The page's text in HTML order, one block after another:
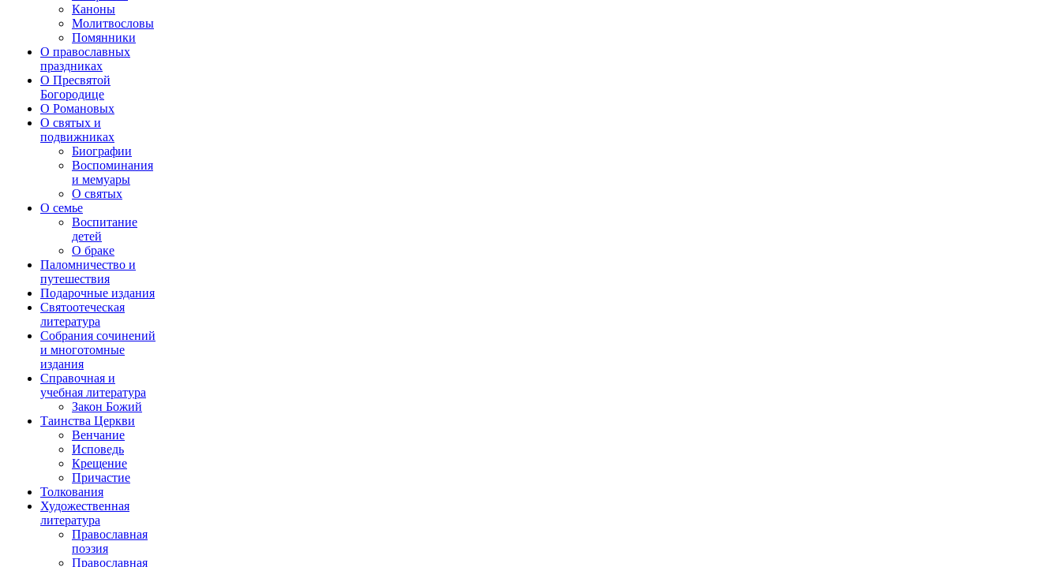
Каноны
Молитвословы
Помянники
О православных
праздниках
О Пресвятой
Богородице
О Романовых
О святых и
подвижниках
Биографии
Воспоминания
и мемуары
О святых
О семье
Воспитание
детей
О браке
Паломничество и
путешествия
Подарочные издания
Святоотеческая
литература
Собрания сочинений
и многотомные
издания
Справочная и
учебная литература
Закон Божий
Таинства Церкви
Венчание
Исповедь
Крещение
Причастие
Толкования
Художественная
литература
Православная
поэзия
Православная